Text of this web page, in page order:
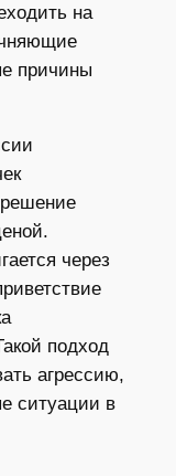
на
причины
через
подход
агрессию,
ситуации в